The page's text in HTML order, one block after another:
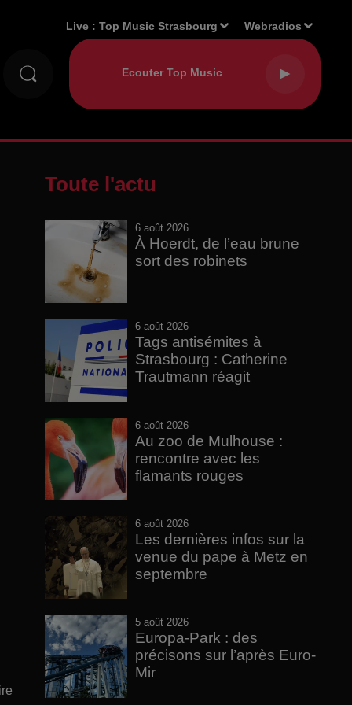
Live :Top Music Strasbourg Webradios
Toute l'actu
6 août 2026
À Hoerdt, de l’eau brune
sort des robinets
6 août 2026
Tags antisémites à
Strasbourg : Catherine
Trautmann réagit
6 août 2026
Au zoo de Mulhouse :
rencontre avec les
flamants rouges
6 août 2026
Les dernières infos sur la
venue du pape à Metz en
septembre
5 août 2026
Europa-Park : des
précisons sur l’après Euro-
Mir